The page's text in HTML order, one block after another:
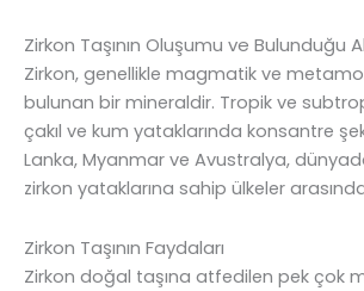
Zirkon Taşının Oluşumu ve Bulunduğu
Zirkon, genellikle magmatik ve
bulunan bir mineraldir. Tropik ve
çakıl ve kum yataklarında konsantre
Lanka, Myanmar ve Avustralya,
zirkon yataklarına sahip ülkeler
Zirkon Taşının Faydaları
Zirkon doğal taşına atfedilen pek çok